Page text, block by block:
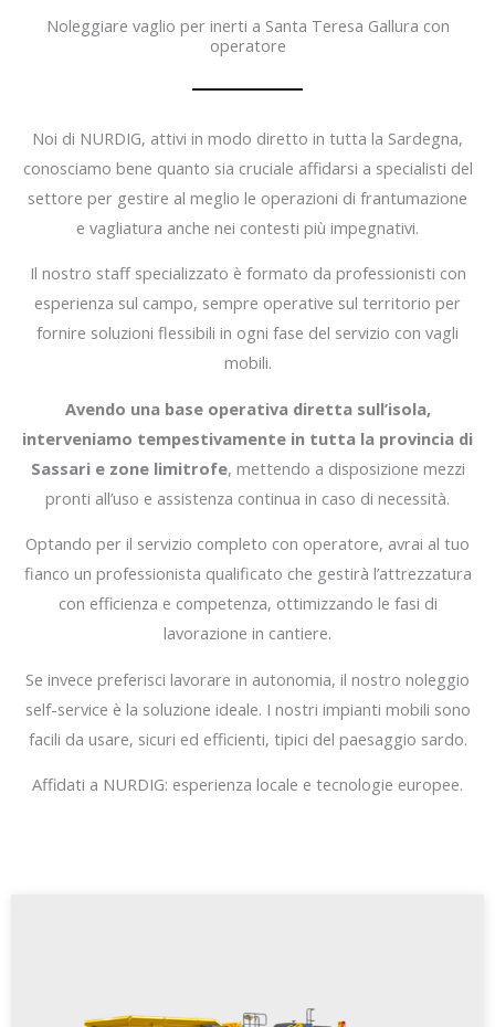
Noleggiare vaglio per inerti a Santa Teresa Gallura con
operatore
Noi di NURDIG, attivi in modo diretto in tutta la Sardegna,
conosciamo bene quanto sia cruciale affidarsi a specialisti del
settore per gestire al meglio le operazioni di frantumazione
e vagliatura anche nei contesti più impegnativi.
Il nostro staff specializzato è formato da professionisti con
esperienza sul campo, sempre operative sul territorio per
fornire soluzioni flessibili in ogni fase del servizio con vagli
mobili.
Avendo una base operativa diretta sull’isola,
interveniamo tempestivamente in tutta la provincia di
Sassari e zone limitrofe, mettendo a disposizione mezzi
pronti all’uso e assistenza continua in caso di necessità.
Optando per il servizio completo con operatore, avrai al tuo
fianco un professionista qualificato che gestirà l’attrezzatura
con efficienza e competenza, ottimizzando le fasi di
lavorazione in cantiere.
Se invece preferisci lavorare in autonomia, il nostro noleggio
self-service è la soluzione ideale. I nostri impianti mobili sono
facili da usare, sicuri ed efficienti, tipici del paesaggio sardo.
Affidati a NURDIG: esperienza locale e tecnologie europee.